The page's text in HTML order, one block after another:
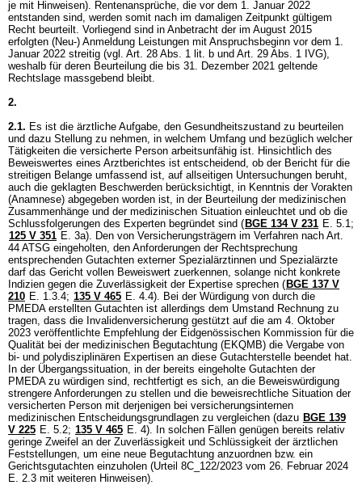
je mit Hinweisen). Rentenansprüche, die vor dem 1. Januar 2022
entstanden sind, werden somit nach im damaligen Zeitpunkt gültigem
Recht beurteilt. Vorliegend sind in Anbetracht der im August 2015
erfolgten (Neu-) Anmeldung Leistungen mit Anspruchsbeginn vor dem 1.
Januar 2022 streitig (vgl. Art. 28 Abs. 1 lit. b und Art. 29 Abs. 1 IVG),
weshalb für deren Beurteilung die bis 31. Dezember 2021 geltende
Rechtslage massgebend bleibt.
2.
2.1. Es ist die ärztliche Aufgabe, den Gesundheitszustand zu beurteilen
und dazu Stellung zu nehmen, in welchem Umfang und bezüglich welcher
Tätigkeiten die versicherte Person arbeitsunfähig ist. Hinsichtlich des
Beweiswertes eines Arztberichtes ist entscheidend, ob der Bericht für die
streitigen Belange umfassend ist, auf allseitigen Untersuchungen beruht,
auch die geklagten Beschwerden berücksichtigt, in Kenntnis der Vorakten
(Anamnese) abgegeben worden ist, in der Beurteilung der medizinischen
Zusammenhänge und der medizinischen Situation einleuchtet und ob die
Schlussfolgerungen des Experten begründet sind ( BGE 134 V 231 E. 5.1;
125 V 351 E. 3a). Den von Versicherungsträgern im Verfahren nach Art.
44 ATSG eingeholten, den Anforderungen der Rechtsprechung
entsprechenden Gutachten externer Spezialärztinnen und Spezialärzte
darf das Gericht vollen Beweiswert zuerkennen, solange nicht konkrete
Indizien gegen die Zuverlässigkeit der Expertise sprechen ( BGE 137 V
210 E. 1.3.4; 135 V 465 E. 4.4). Bei der Würdigung von durch die
PMEDA erstellten Gutachten ist allerdings dem Umstand Rechnung zu
tragen, dass die Invalidenversicherung gestützt auf die am 4. Oktober
2023 veröffentlichte Empfehlung der Eidgenössischen Kommission für die
Qualität bei der medizinischen Begutachtung (EKQMB) die Vergabe von
bi- und polydisziplinären Expertisen an diese Gutachterstelle beendet hat.
In der Übergangssituation, in der bereits eingeholte Gutachten der
PMEDA zu würdigen sind, rechtfertigt es sich, an die Beweiswürdigung
strengere Anforderungen zu stellen und die beweisrechtliche Situation der
versicherten Person mit derjenigen bei versicherungsinternen
medizinischen Entscheidungsgrundlagen zu vergleichen (dazu BGE 139
V 225 E. 5.2; 135 V 465 E. 4). In solchen Fällen genügen bereits relativ
geringe Zweifel an der Zuverlässigkeit und Schlüssigkeit der ärztlichen
Feststellungen, um eine neue Begutachtung anzuordnen bzw. ein
Gerichtsgutachten einzuholen (Urteil 8C_122/2023 vom 26. Februar 2024
E. 2.3 mit weiteren Hinweisen).